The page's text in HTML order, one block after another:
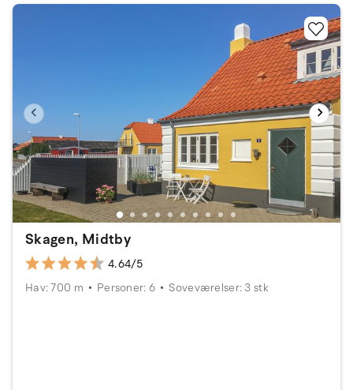
Skagen, Midtby
4.64/5
Hav: 700 m
Personer: 6 Soveværelser: 3 stk